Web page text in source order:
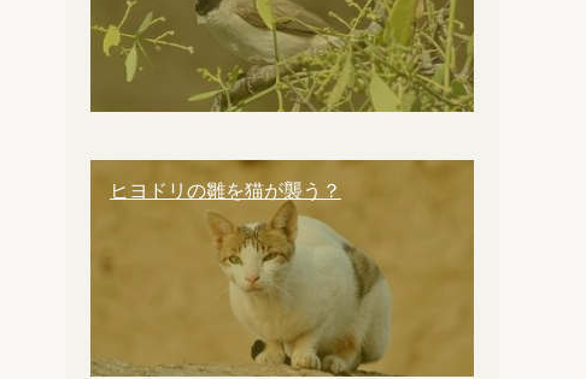
ヒヨドリの雛を猫が襲う？